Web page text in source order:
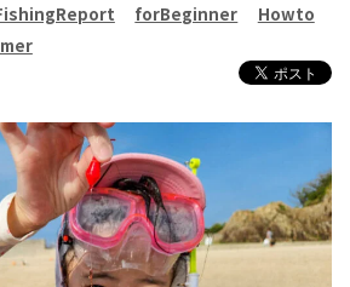
forBeginner
Howto